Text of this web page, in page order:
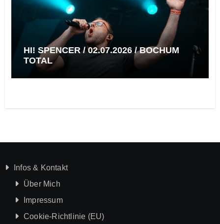
HI! SPENCER / 02.07.2026 / BOCHUM
TOTAL
Infos & Kontakt
Über Mich
Impressum
Cookie-Richtlinie (EU)